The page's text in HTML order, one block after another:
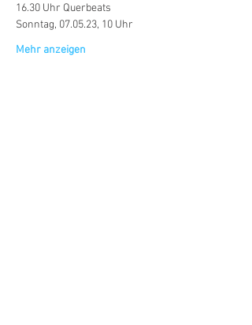
16.30 Uhr Querbeats
Sonntag, 07.05.23, 10 Uhr
Mehr anzeigen